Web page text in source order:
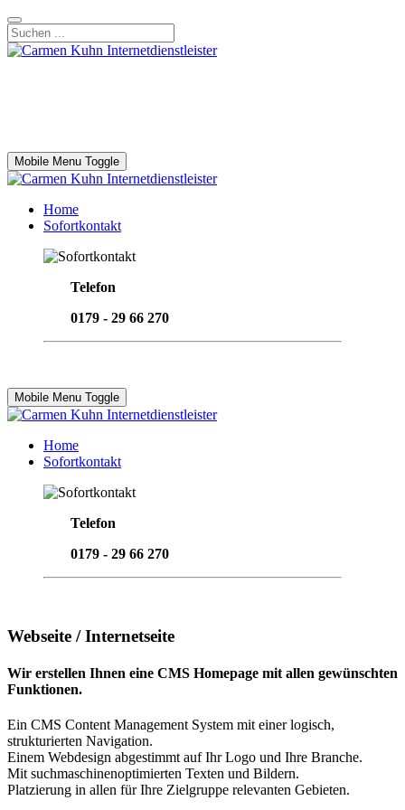
Mobile Menu Toggle
Home
Sofortkontakt
Telefon
0179 - 29 66 270
Mobile Menu Toggle
Home
Sofortkontakt
Telefon
0179 - 29 66 270
Webseite / Internetseite
Wir erstellen Ihnen eine CMS Homepage mit allen gewünschten
Funktionen.
Ein CMS Content Management System mit einer logisch,
strukturierten Navigation.
Einem Webdesign abgestimmt auf Ihr Logo und Ihre Branche.
Mit suchmaschinenoptimierten Texten und Bildern.
Platzierung in allen für Ihre Zielgruppe relevanten Gebieten.